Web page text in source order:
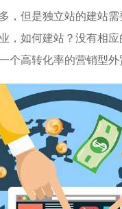
，但是独立站的建站需
，如何建站？没有相
个高转化率的营销型外